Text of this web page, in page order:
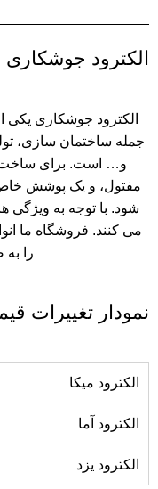
الکترود جوشکاری
الکترود جوشکاری یکی
جمله ساختمان سازی،
و… است. برای ساخت
مفتول، و یک پوشش
شود. با توجه به ویژگی
می کنند. فروشگاه ما
را
نمودار تغییرات
الکترود میکا
الکترود آما
الکترود یزد